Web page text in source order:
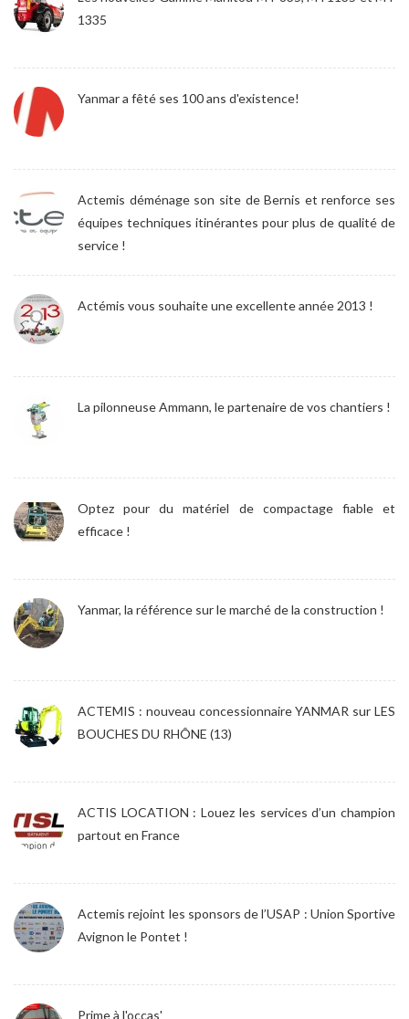
1335
Yanmar a fêté ses 100 ans d'existence!
Actemis déménage son site de Bernis et renforce ses
équipes techniques itinérantes pour plus de qualité de
service !
Actémis vous souhaite une excellente année 2013 !
La pilonneuse Ammann, le partenaire de vos chantiers !
Optez pour du matériel de compactage fiable et
efficace !
Yanmar, la référence sur le marché de la construction !
ACTEMIS : nouveau concessionnaire YANMAR sur LES
BOUCHES DU RHÔNE (13)
ACTIS LOCATION : Louez les services d’un champion
partout en France
Actemis rejoint les sponsors de l’USAP : Union Sportive
Avignon le Pontet !
Prime à l'occas'